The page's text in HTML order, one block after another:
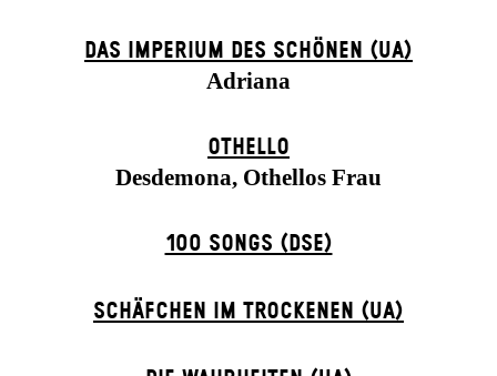
DAS IMPERIUM DES SCHÖNEN (UA)
Adriana
OTHELLO
Desdemona, Othellos Frau
100 SONGS (DSE)
SCHÄFCHEN IM TROCKENEN (UA)